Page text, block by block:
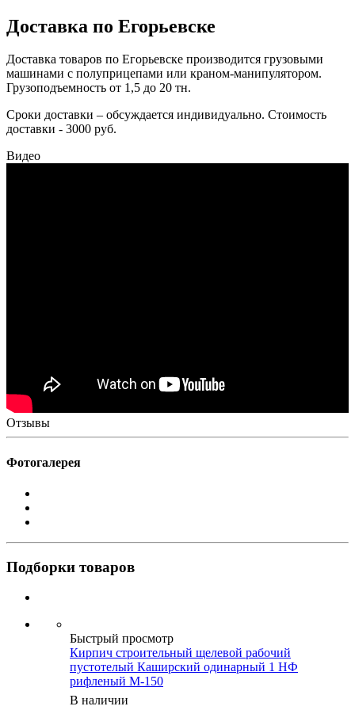
Доставка по Егорьевске
Доставка товаров по Егорьевске производится грузовыми
машинами с полуприцепами или краном-манипулятором.
Грузоподъемность от 1,5 до 20 тн.
Сроки доставки – обсуждается индивидуально. Стоимость
доставки - 3000 руб.
Видео
Отзывы
Фотогалерея
Подборки товаров
Быстрый просмотр
Кирпич строительный щелевой рабочий
пустотелый Каширский одинарный 1 НФ
рифленый М-150
В наличии